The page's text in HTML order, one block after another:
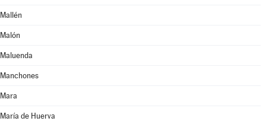
Mallén
Malón
Maluenda
Manchones
Mara
María de Huerva